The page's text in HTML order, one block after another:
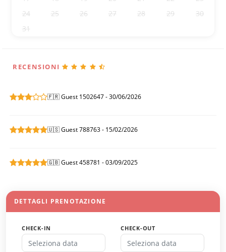
24
25 26 27 28 29
30
31
RECENSIONI
🇫🇷 Guest 1502647 - 30/06/2026
🇺🇸 Guest 788763 - 15/02/2026
🇬🇧 Guest 458781 - 03/09/2025
DETTAGLI PRENOTAZIONE
CHECK-IN CHECK-OUT